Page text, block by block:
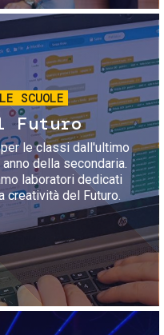
SCUOLE
Futuro
le classi dall'ultimo
della secondaria.
laboratori dedicati
creatività del Futuro.